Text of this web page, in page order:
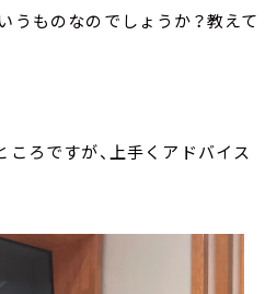
うものなのでしょうか？教えて
ろですが、上手くアドバイス